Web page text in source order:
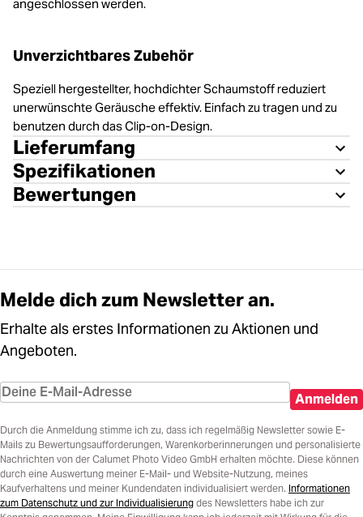
angeschlossen werden.
Unverzichtbares Zubehör
Speziell hergestellter, hochdichter Schaumstoff reduziert
unerwünschte Geräusche effektiv. Einfach zu tragen und zu
benutzen durch das Clip-on-Design.
Lieferumfang
Spezifikationen
Bewertungen
Melde dich zum Newsletter an.
Erhalte als erstes Informationen zu Aktionen und
Angeboten.
Anmelden
Durch die Anmeldung stimme ich zu, dass ich regelmäßig Newsletter sowie E-
Mails zu Bewertungsaufforderungen, Warenkorberinnerungen und personalisierte
Nachrichten von der Calumet Photo Video GmbH erhalten möchte. Diese können
durch eine Auswertung meiner E-Mail- und Website-Nutzung, meines
Kaufverhaltens und meiner Kundendaten individualisiert werden. Informationen
zum Datenschutz und zur Individualisierung des Newsletters habe ich zur